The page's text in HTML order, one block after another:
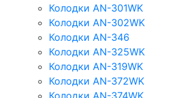
Колодки AN-301WK
Колодки AN-302WK
Колодки AN-346
Колодки AN-325WK
Колодки AN-319WK
Колодки AN-372WK
Колодки AN-374WK